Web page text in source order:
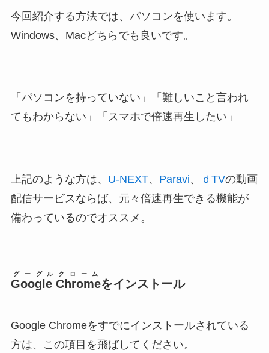
今回紹介する方法では、パソコンを使います。
Windows、Macどちらでも良いです。
「パソコンを持っていない」「難しいこと言われ
てもわからない」「スマホで倍速再生したい」
上記のような方は、 U-NEXT、 Paravi、 ｄTVの動画
配信サービスならば、元々倍速再生できる機能が
備わっているのでオススメ。
Google Chrome
グーグルクローム
をインストール
Google Chromeをすでにインストールされている
方は、この項目を飛ばしてください。